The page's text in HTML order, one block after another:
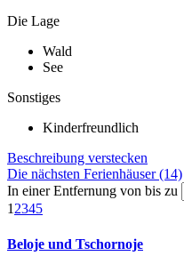
Die Lage
Wald
See
Sonstiges
Kinderfreundlich
Beschreibung verstecken
Die nächsten Ferienhäuser (14)
In einer Entfernung von bis zu
1 2345
Beloje und Tschornoje